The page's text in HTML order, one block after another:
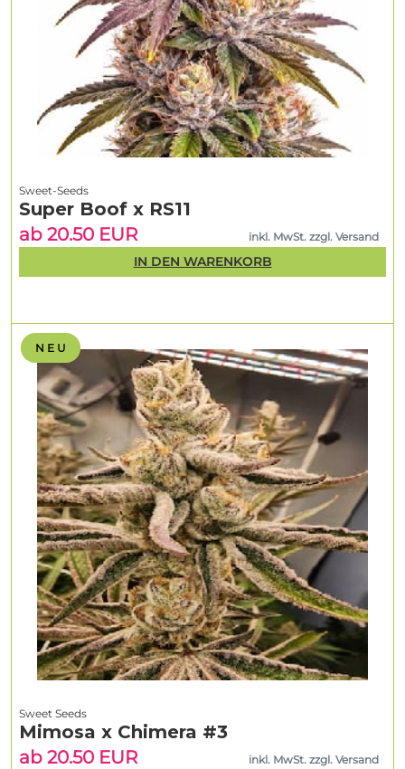
N E U
Sweet Seeds
Mimosa x Chimera #3
ab 20.50 EUR
inkl. MwSt. zzgl. Versand
Sweet-Seeds
Super Boof x RS11
ab 20.50 EUR
inkl. MwSt. zzgl. Versand
IN DEN WARENKORB